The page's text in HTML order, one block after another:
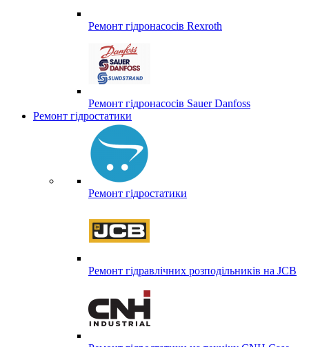
Ремонт гідронасосів Rexroth
Ремонт гідронасосів Sauer Danfoss
Ремонт гідростатики
Ремонт гідростатики
Ремонт гідравлічних розподільників на JCB